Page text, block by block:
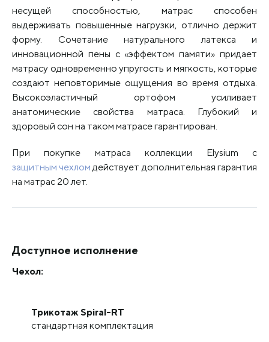
несущей способностью, матрас способен
выдерживать повышенные нагрузки, отлично держит
форму. Сочетание натурального латекса и
инновационной пены с «эффектом памяти» придает
матрасу одновременно упругость и мягкость, которые
создают неповторимые ощущения во время отдыха.
Высокоэластичный ортофом усиливает
анатомические свойства матраса. Глубокий и
здоровый сон на таком матрасе гарантирован.
При покупке матраса коллекции Elysium с
защитным чехломдействует дополнительная гарантия
на матрас 20 лет.
Доступное исполнение
Чехол:
Трикотаж Spiral-RT
стандартная комплектация